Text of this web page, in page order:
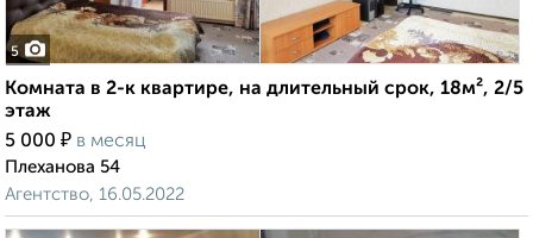
5
Комната в 2-к квартире, на длительный срок, 18м², 2/5
этаж
5 000 ₽ в месяц
Плеханова 54
Агентство, 16.05.2022